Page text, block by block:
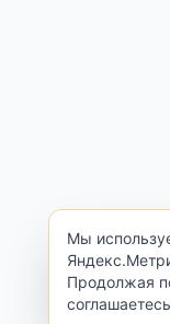
Мы
Продолжая